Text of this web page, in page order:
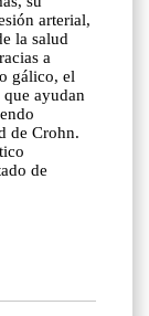
arterial,
la salud
a
gálico, el
ayudan
de Crohn.
de